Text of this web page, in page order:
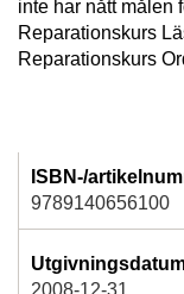
inte har nått målen
Reparationskurs
Reparationskurs
ISBN-/
9789140656100